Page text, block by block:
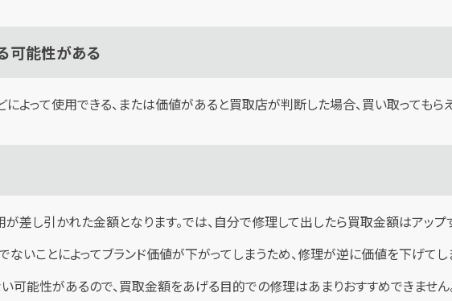
可能性がある
よって使用できる、または価値があると買取店が判断した場合、買い取ってもら
差し引かれた金額となります。では、自分で修理して出したら買取金額はアップ
いことによってブランド価値が下がってしまうため、修理が逆に価値を下げてし
能性があるので、買取金額をあげる目的での修理はあまりおすすめできません